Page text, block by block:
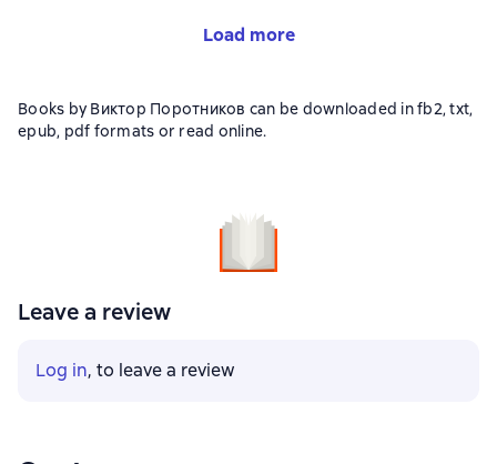
Load more
Books by Виктор Поротников can be downloaded in fb2, txt,
epub, pdf formats or read online.
Leave a review
Log in, to leave a review